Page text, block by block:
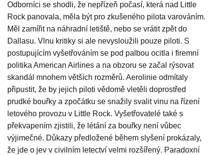
Odborníci se shodli, že nepřízeň počasí, která nad Little
Rock panovala, měla být pro zkušeného pilota varováním.
Měl zamířit na náhradní letiště, nebo se vrátit zpět do
Dallasu. Vlnu kritiky si ale nevysloužili pouze piloti. S
postupujícím vyšetřováním se pod palbou ocitla i firemní
politika American Airlines a na obzoru se začal rýsovat
skandál mnohem větších rozměrů. Aerolinie odmítaly
připustit, že by jejich piloti vědomě vletěli doprostřed
prudké bouřky a zpočátku se snažily svalit vinu na řízení
letového provozu v Little Rock. Vyšetřovatelé také s
překvapením zjistili, že létání za bouřky není vůbec
výjimečné. Důkazy předložené během slyšení prokázaly,
že jde o jev v civilním letectví velmi rozšířený. Paradoxní